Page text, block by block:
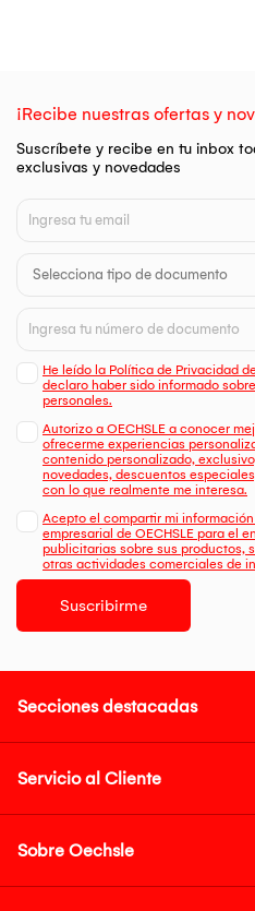
¡Recibe nuestras ofertas y
Suscríbete y recibe en tu inbox
exclusivas y novedades
He leído la Política de Privacidad
declaro haber sido informado
personales.
Autorizo a OECHSLE a conocer
ofrecerme experiencias
contenido personalizado,
novedades, descuentos
con lo que realmente me interesa.
Acepto el compartir mi
empresarial de OECHSLE para el
publicitarias sobre sus productos,
otras actividades comerciales de
Suscribirme
Secciones destacadas
Servicio al Cliente
Sobre Oechsle